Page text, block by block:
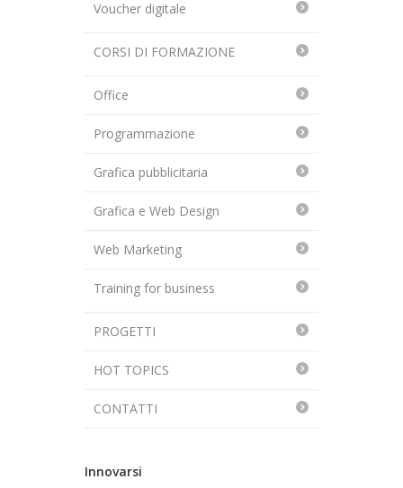
Voucher digitale
CORSI DI FORMAZIONE
Office
Programmazione
Grafica pubblicitaria
Grafica e Web Design
Web Marketing
Training for business
PROGETTI
HOT TOPICS
CONTATTI
Innovarsi